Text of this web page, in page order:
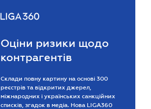
Оціни ризики щодо
контрагентів
Склади повну картину на основі 300
реєстрів та відкритих джерел,
міжнародних і українських санкційних
списків, згадок в медіа. Нова LIGA360